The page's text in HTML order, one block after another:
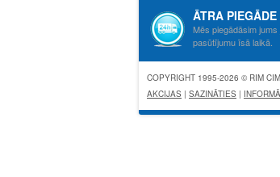
ĀTRA PIEGĀDE
Mēs piegādāsim jums
pasūtījumu īsā laikā.
COPYRIGHT 1995-2026 © RIM
AKCIJAS | SAZINĀTIES |